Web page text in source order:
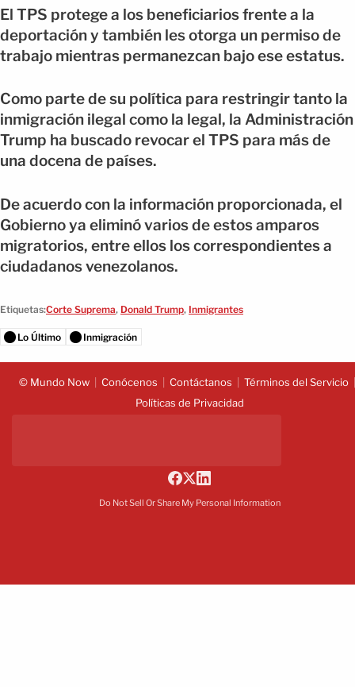
El TPS protege a los beneficiarios frente a la
deportación y también les otorga un permiso de
trabajo mientras permanezcan bajo ese estatus.
Como parte de su política para restringir tanto la
inmigración ilegal como la legal, la Administración
Trump ha buscado revocar el TPS para más de
una docena de países.
De acuerdo con la información proporcionada, el
Gobierno ya eliminó varios de estos amparos
migratorios, entre ellos los correspondientes a
ciudadanos venezolanos.
Etiquetas:Corte Suprema, Donald Trump, Inmigrantes
Lo Último Inmigración
© Mundo Now Conócenos Contáctanos
Términos del Servicio
Políticas de Privacidad
Do Not Sell Or Share My Personal Information